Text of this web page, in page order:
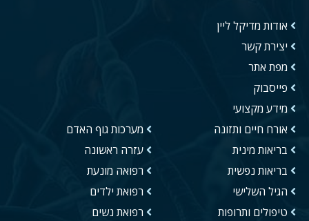
אודות מדיקל ליין
יצירת קשר
מפת אתר
פייסבוק
מידע מקצועי
אורח חיים ותזונה
בריאות מינית
בריאות נפשית
הגיל השלישי
טיפולים ותרופות
מערכות גוף האדם
עזרה ראשונה
רפואה מונעת
רפואת ילדים
רפואת נשים